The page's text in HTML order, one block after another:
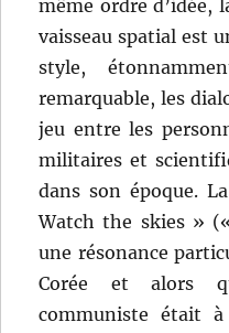
même ordre d’idée,
vaisseau spatial est
style,
remarquable, les
jeu entre les
militaires et
dans son époque.
Watch the skies »
une résonance
Corée et alors
communiste était